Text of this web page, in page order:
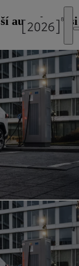
auto, které si